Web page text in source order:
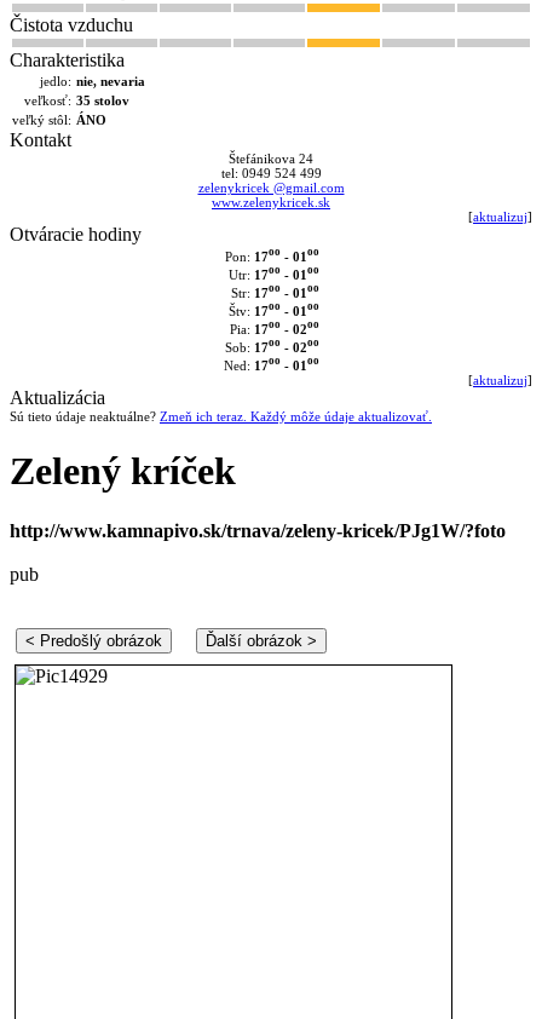
Čistota vzduchu
Charakteristika
jedlo: nie, nevaria
veľkosť: 35 stolov
veľký stôl: ÁNO
Kontakt
Štefánikova 24
tel: 0949 524 499
zelenykricek @gmail.com
www.zelenykricek.sk
[aktualizuj]
Otváracie hodiny
Pon: 17oo- 01 oo
Utr: 17oo- 01 oo
Str: 17oo- 01 oo
Štv: 17oo- 01 oo
Pia: 17oo- 02oo
Sob: 17oo- 02oo
Ned: 17oo- 01 oo
[aktualizuj]
Aktualizácia
Sú tieto údaje neaktuálne? Zmeň ich teraz. Každý môže údaje aktualizovať.
Zelený kríček
http://www.kamnapivo.sk/trnava/zeleny-kricek/PJg1W/?foto
pub